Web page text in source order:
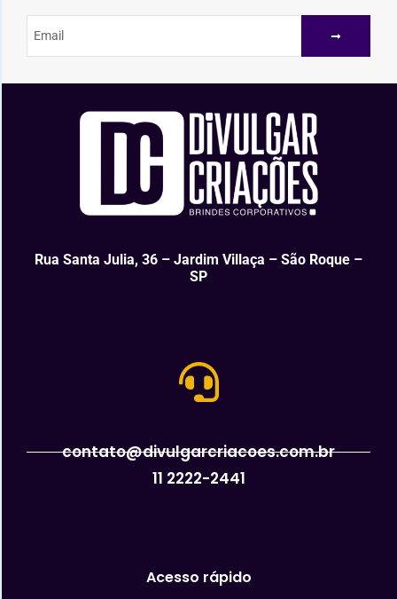
Rua Santa Julia, 36 – Jardim Villaça – São Roque –
SP
contato@divulgarcriacoes.com.br
11 2222-2441
Acesso rápido